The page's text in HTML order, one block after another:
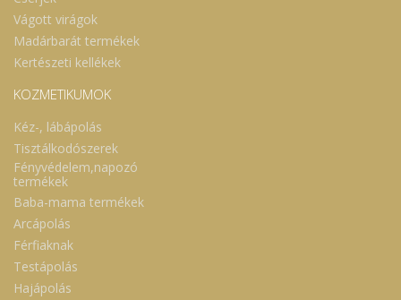
Vágott virágok
Madárbarát termékek
Kertészeti kellékek
KOZMETIKUMOK
Kéz-, lábápolás
Tisztálkodószerek
Fényvédelem,napozó
termékek
Baba-mama termékek
Arcápolás
Férfiaknak
Testápolás
Hajápolás